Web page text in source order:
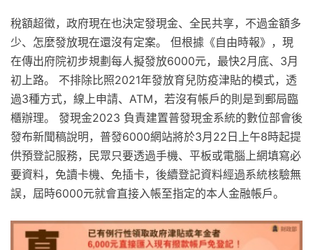
稅額超徵，政府現在也決定發現金、全民共享，不過金額多
少、怎麼發放現在還沒有定案。 但根據《自由時報》，現
在傳出府院初步規劃每人擬發放6000元，最快2月底、3月
初上路。 不排除比照2021年發放育兒防疫津貼的模式，透
過3種方式，線上申請、ATM，若沒有帳戶的則是到郵局臨
櫃辦理。 發現金2023 負責建置普發現金系統的數位部會後
發布新聞稿說明，普發6000網站將於3月22日上午8時起提
供預登記服務，民眾只要透過手機、平板或電腦上網填寫必
要資料，免讀卡機、免插卡，後續登記資料經過系統核驗無
誤，屆時6000元就會直接入帳至指定的本人金融帳戶。